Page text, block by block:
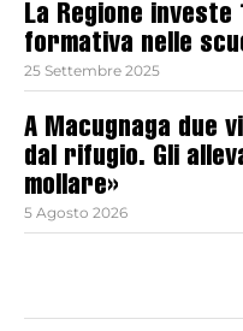
La Regione
formativa nelle
25 Settembre 2025
A Macugnaga due
dal rifugio. Gli
mollare»
5 Agosto 2026